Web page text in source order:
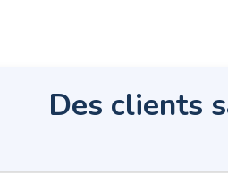
Des clients